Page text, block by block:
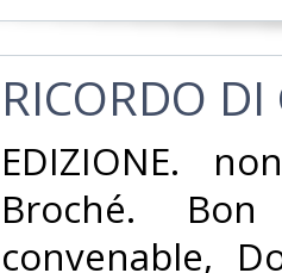
‎RICORDO
‎EDIZIONE.
Broché.
convenable,